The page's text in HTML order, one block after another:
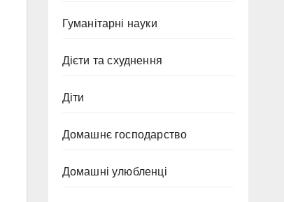
Гуманітарні науки
Дієти та схуднення
Діти
Домашнє господарство
Домашні улюбленці